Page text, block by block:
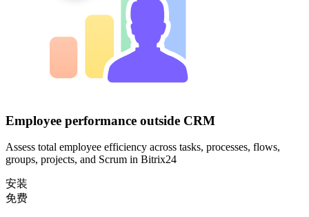
Employee performance outside CRM
Assess total employee efficiency across tasks, processes, flows,
groups, projects, and Scrum in Bitrix24
安装
免费